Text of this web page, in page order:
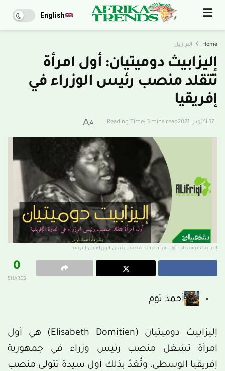
English
Home البرازيل
إليزابيث دوميتيان: أول امرأة
تتقلد منصب رئيس الوزراء في
إفريقيا
17 أكتوبر، 2021 Reading Time: 3 mins read
A
A
إليزابيث دوميتيان: أول امرأة تتقلد منصب رئيس الوزراء في إفريقيا
0
SHARES
أحمد توم
إليزابيث دوميتيان (Elisabeth Domitien) هي أول
امرأة تشغل منصب رئيس وزراء في جمهورية
إفريقيا الوسطى، وتُعَدّ بذلك أول سيدة تتولى منصب